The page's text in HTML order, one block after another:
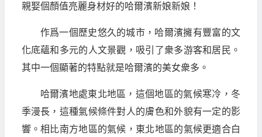
親娶個顏值亮麗身材好的哈爾濱新娘新娘！
作爲一個歷史悠久的城市，哈爾濱擁有豐富的文
化底蘊和多元的人文景觀，吸引了衆多游客和居民。
其中一個顯著的特點就是哈爾濱的美女衆多。
哈爾濱地處東北地區，這個地區的氣候寒冷，冬
季漫長，這種氣候條件對人的膚色和外貌有一定的影
響。相比南方地區的氣候，東北地區的氣候更適合白